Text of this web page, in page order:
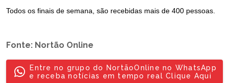
Todos os finais de semana, são recebidas mais de 400 pessoas.
Fonte: Nortão Online
Entre no grupo do NortãoOnline no WhatsApp
e receba notícias em tempo real Clique Aqui